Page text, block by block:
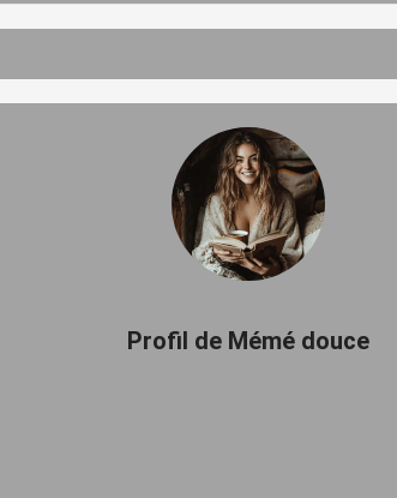
Profil de Mémé douce